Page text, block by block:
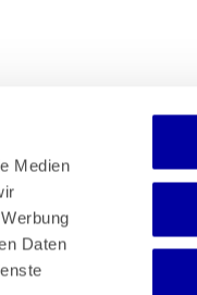
Medien
Daten
Newsletter
Mediadaten
Media-Center